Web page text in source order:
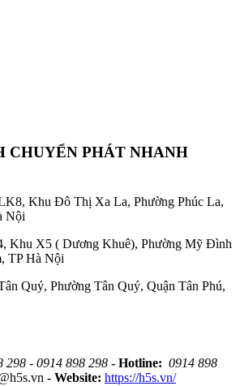
CHUYỂN PHÁT NHANH
Khu Đô Thị Xa La, Phường Phúc La,
Nội
Khu X5 ( Dương Khuê), Phường Mỹ Đình
TP Hà Nội
Quý, Phường Tân Quý, Quận Tân Phú,
298 - 0914 898 298 - Hotline: 0914 898
- Website: https://h5s.vn/